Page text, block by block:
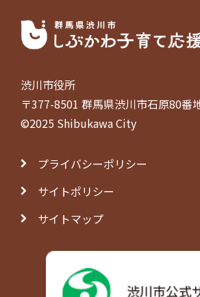
渋川市役所
〒377-8501 群馬県渋川市石原80番
©2025 Shibukawa City
プライバシーポリシー
サイトポリシー
サイトマップ